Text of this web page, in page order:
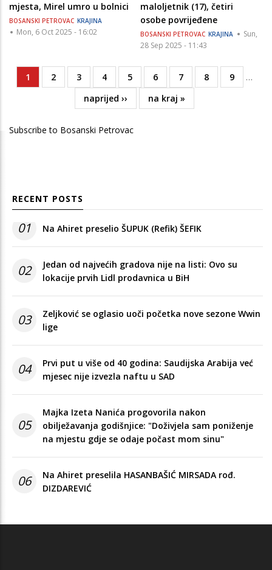
mjesta, Mirel umro u bolnici
BOSANSKI PETROVAC KRAJINA
Mon, 6 Oct 2025 - 16:02
maloljetnik (17), četiri
osobe povrijeđene
BOSANSKI PETROVAC KRAJINA
Sun,
28 Sep 2025 - 11:43
Pagination
Current
page
1 Page
2 Page
3 Page
4 Page
5 Page
6 Page
7 Page
8 Page
9
…
Next
page
naprijed ››
Last
page
na kraj »
Subscribe to Bosanski Petrovac
RECENT POSTS
01 Na Ahiret preselio ŠUPUK (Refik) ŠEFIK
02
Jedan od najvećih gradova nije na listi: Ovo su
lokacije prvih Lidl prodavnica u BiH
03
Zeljković se oglasio uoči početka nove sezone Wwin
lige
04
Prvi put u više od 40 godina: Saudijska Arabija već
mjesec nije izvezla naftu u SAD
05
Majka Izeta Nanića progovorila nakon
obilježavanja godišnjice: "Doživjela sam poniženje
na mjestu gdje se odaje počast mom sinu"
06
Na Ahiret preselila HASANBAŠIĆ MIRSADA rođ.
DIZDAREVIĆ